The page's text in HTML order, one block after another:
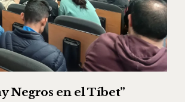
Negros en el Tíbet”